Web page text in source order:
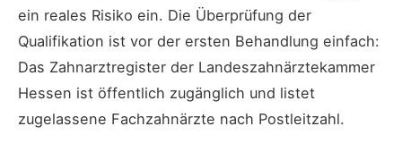
ein reales Risiko ein. Die Überprüfung der
Qualifikation ist vor der ersten Behandlung einfach:
Das Zahnarztregister der Landeszahnärztekammer
Hessen ist öffentlich zugänglich und listet
zugelassene Fachzahnärzte nach Postleitzahl.